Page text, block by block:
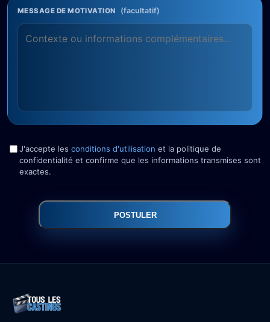
MESSAGE DE MOTIVATION (facultatif)
J'accepte les conditions d'utilisation et la politique de
confidentialité et confirme que les informations transmises sont
exactes.
POSTULER